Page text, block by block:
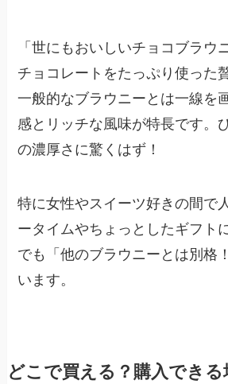
「世にもおいしいチョコブラウ
チョコレートをたっぷり使った
一般的なブラウニーとは一線を
感とリッチな風味が特長です。
の濃厚さに驚くはず！
特に女性やスイーツ好きの間で
ータイムやちょっとしたギフト
でも「他のブラウニーとは別格
います。
どこで買える？購入でき